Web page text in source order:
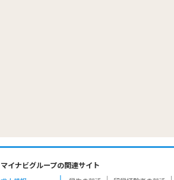
マイナビグループの関連サイト